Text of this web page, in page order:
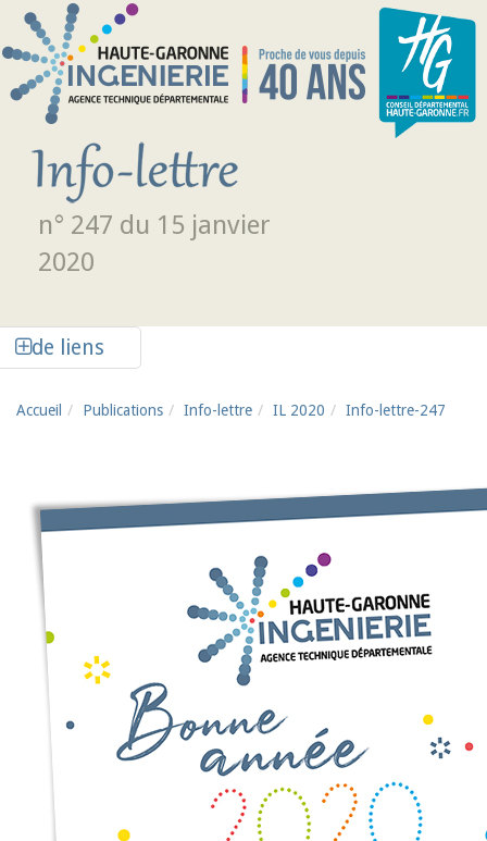
Aller au contenu principal
n° 247 du 15 janvier
2020
de liens
Accueil Publications Info-lettre IL 2020 Info-lettre-247